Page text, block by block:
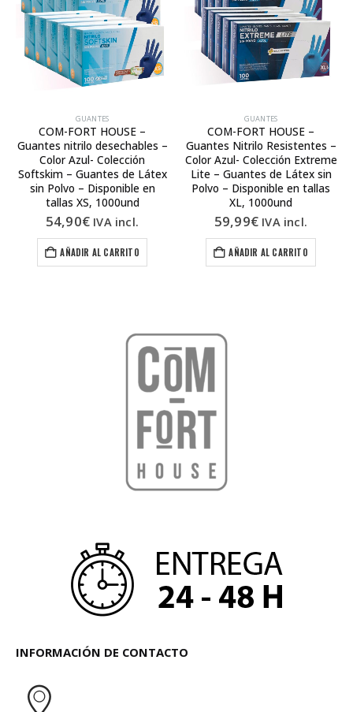
GUANTES
COM-FORT HOUSE –
Guantes nitrilo desechables –
Color Azul- Colección
Softskim – Guantes de Látex
sin Polvo – Disponible en
tallas XS, 1000und
54,90€ IVA incl.
AÑADIR AL CARRITO
GUANTES
COM-FORT HOUSE –
Guantes Nitrilo Resistentes –
Color Azul- Colección Extreme
Lite – Guantes de Látex sin
Polvo – Disponible en tallas
XL, 1000und
59,99€ IVA incl.
AÑADIR AL CARRITO
INFORMACIÓN DE CONTACTO